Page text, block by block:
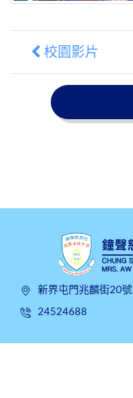
校園影片
新界屯門兆麟街20號
24524688